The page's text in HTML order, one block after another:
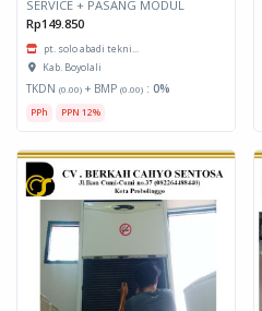
SERVICE + PASANG MODUL
Rp149.850
pt. solo abadi tekni...
Kab. Boyolali
TKDN (0.00) + BMP (0.00) : 0%
PPh PPN 12%